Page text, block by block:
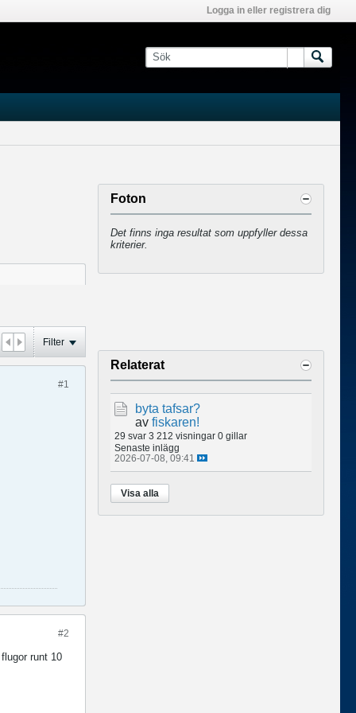
Logga in eller registrera dig
Filter
#1
#2
runt 10
Foton
Det finns inga resultat som uppfyller dessa
kriterier.
Relaterat
byta tafsar?
av fiskaren!
29 svar 3 212 visningar 0 gillar
Senaste inlägg
2026-07-08, 09:41
Visa alla